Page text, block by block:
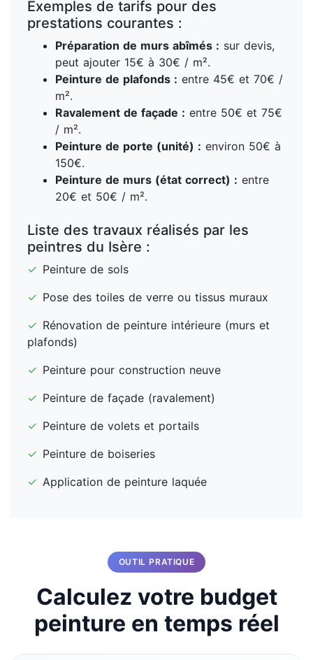
Exemples de tarifs pour des
prestations courantes :
Préparation de murs abîmés : sur devis,
peut ajouter 15€ à 30€ / m².
Peinture de plafonds : entre 45€ et 70€ /
m².
Ravalement de façade : entre 50€ et 75€
/ m².
Peinture de porte (unité) : environ 50€ à
150€.
Peinture de murs (état correct) : entre
20€ et 50€ / m².
Liste des travaux réalisés par les
peintres du Isère :
✓ Peinture de sols
✓ Pose des toiles de verre ou tissus muraux
✓ Rénovation de peinture intérieure (murs et
plafonds)
✓ Peinture pour construction neuve
✓ Peinture de façade (ravalement)
✓ Peinture de volets et portails
✓ Peinture de boiseries
✓ Application de peinture laquée
OUTIL PRATIQUE
Calculez votre budget
peinture en temps réel